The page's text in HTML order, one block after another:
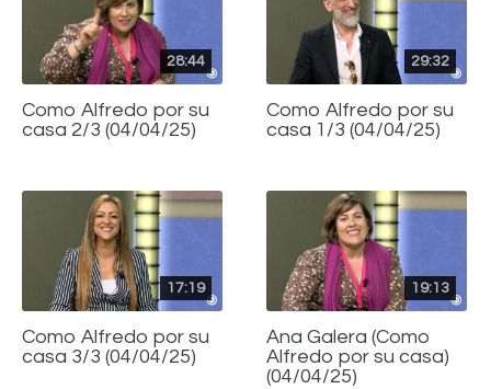
28:44
Como Alfredo por su
casa 2/3 (04/04/25)
29:32
Como Alfredo por su
casa 1/3 (04/04/25)
17:19
Como Alfredo por su
casa 3/3 (04/04/25)
19:13
Ana Galera (Como
Alfredo por su casa)
(04/04/25)